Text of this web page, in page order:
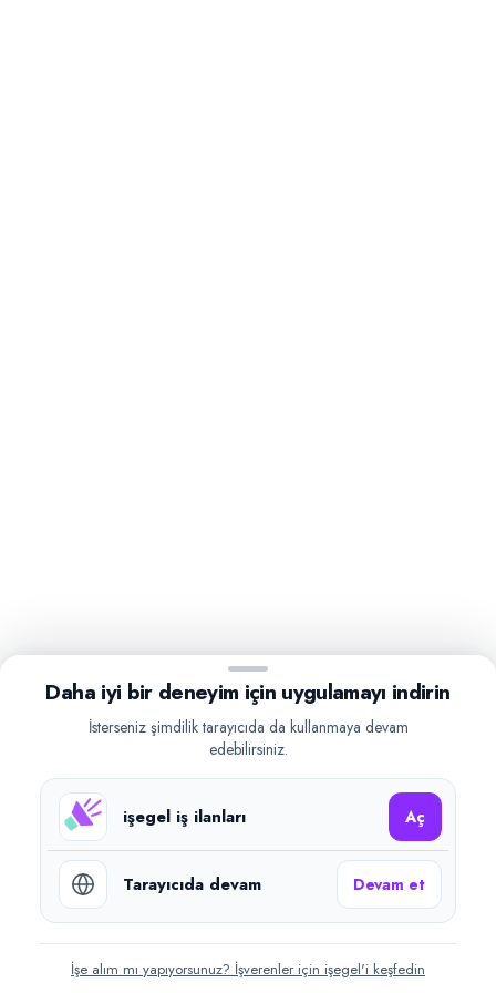
Daha iyi bir deneyim için uygulamayı indirin
İsterseniz şimdilik tarayıcıda da kullanmaya devam
edebilirsiniz.
işegel iş ilanları Aç
Tarayıcıda devam Devam et
İşe alım mı yapıyorsunuz? İşverenler için işegel'i keşfedin